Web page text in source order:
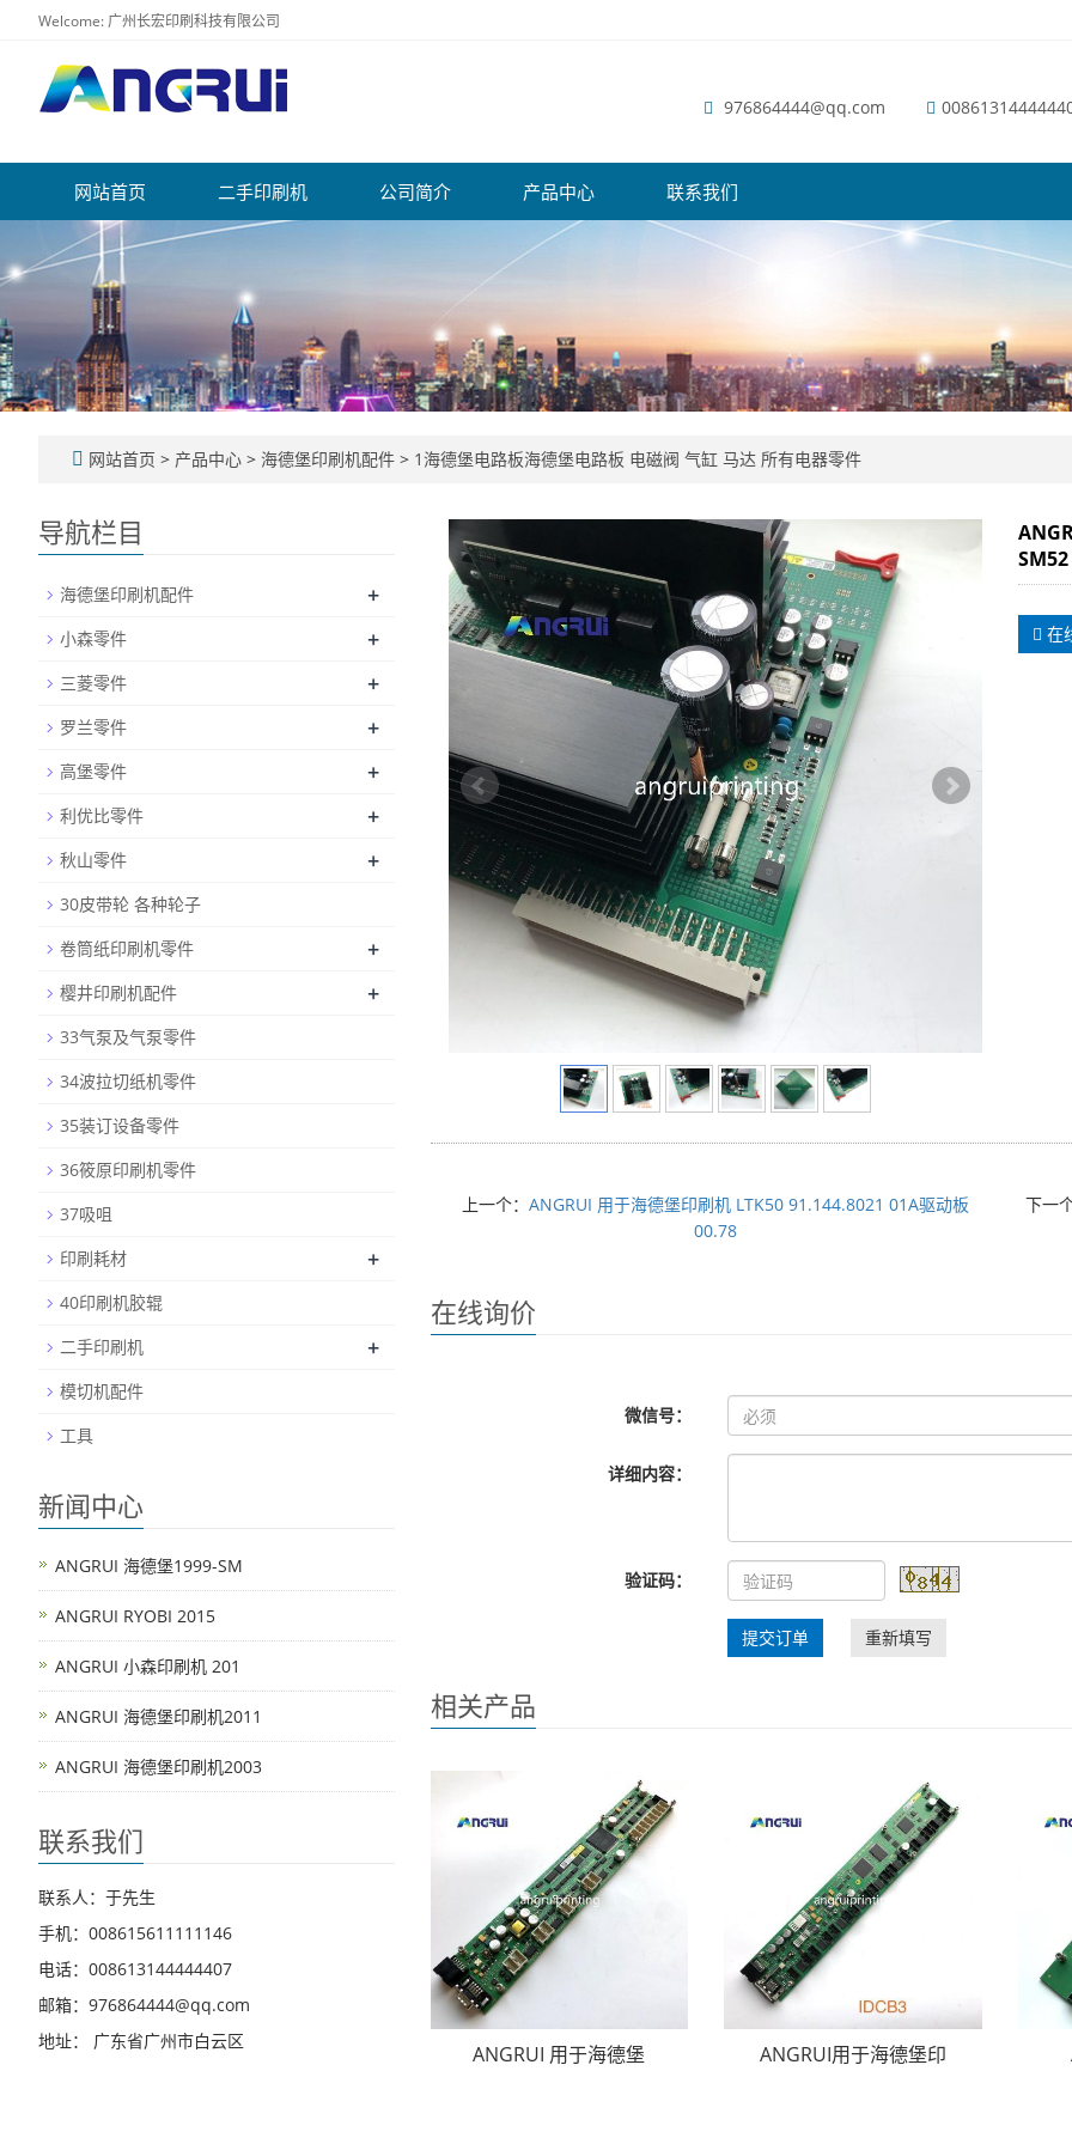
Welcome: 广州长宏印刷科技有限公司
976864444@qq.com
网站首页 二手印刷机 公司简介 产品中心 联系我们
网站首页 > 产品中心 > 海德堡印刷机配件 > 1海德堡电路板海德堡电路板 电磁阀 气缸 马达 所有电器零件
在
上一个： ANGRUI 用于海德堡印刷机 LTK50 91.144.8021 01A驱动板
00.78
下一
在线询价
微信号：
详细内容：
验证码：
提交订单 重新填写
相关产品
ANGRUI 用于海德堡 ANGRUI用于海德堡印
导航栏目
海德堡印刷机配件 +
小森零件 +
三菱零件 +
罗兰零件 +
高堡零件 +
利优比零件 +
秋山零件 +
30皮带轮 各种轮子
卷筒纸印刷机零件
+
樱井印刷机配件 +
33气泵及气泵零件
34波拉切纸机零件
35装订设备零件
36筱原印刷机零件
37吸咀
印刷耗材
+
40印刷机胶辊
二手印刷机
+
模切机配件
工具
新闻中心
ANGRUI 海德堡1999-SM
ANGRUI RYOBI 2015
ANGRUI 小森印刷机 201
ANGRUI 海德堡印刷机2011
ANGRUI 海德堡印刷机2003
联系我们
联系人：于先生
手机：008615611111146
电话：008613144444407
邮箱：976864444@qq.com
地址： 广东省广州市白云区